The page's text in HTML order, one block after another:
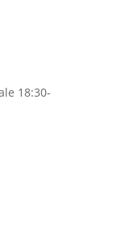
18:30-